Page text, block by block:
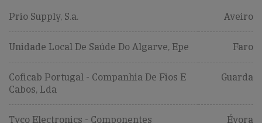
Prio Supply, S.a. Aveiro
Unidade Local De Saúde Do Algarve, Epe Faro
Coficab Portugal - Companhia De Fios E
Cabos, Lda
Guarda
Tyco Electronics - Componentes
Évora